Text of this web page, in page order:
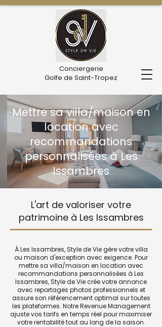
Conciergerie
Golfe de Saint-Tropez
Mettre sa villa/maison en
location avec
recommandations
personnalisées à Les
Issambres
L'art de valoriser votre
patrimoine à Les Issambres
À Les Issambres, Style de Vie gère votre villa
ou maison d'exception avec exigence. Pour
mettre sa villa/maison en location avec
recommandations personnalisées à Les
Issambres, Style de Vie crée votre annonce
avec reportages photos professionnels et
assure son référencement optimal sur toutes
les plateformes. Notre Revenue Management
ajuste vos tarifs en temps réel pour maximiser
votre rentabilité tout au long de la saison.